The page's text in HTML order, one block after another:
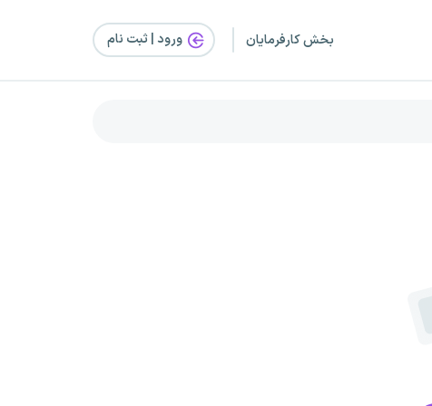
بخش کارفرمایان ورود | ثبت‌ نام